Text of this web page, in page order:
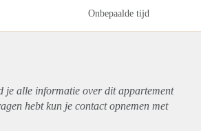
Onbepaalde tijd
je alle informatie over ditappartement
hebt kun je contact opnemen met